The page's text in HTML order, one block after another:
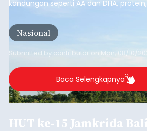
kandungan seperti AA dan DHA,
yang belum banyak dicermati adalah
sumber susu yang digunakan.
Nasional
Submitted by contributor on Mon, 08/10/
Baca Selengkapnya
HUT ke-15 Jamkrida